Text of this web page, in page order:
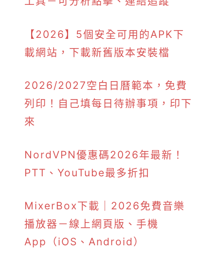
【2026】5個安全可用的APK下
載網站，下載新舊版本安裝檔
2026/2027空白日曆範本，免費
列印！自己填每日待辦事項，印下
來
NordVPN優惠碼2026年最新！
PTT、YouTube最多折扣
MixerBox下載｜2026免費音樂
播放器－線上網頁版、手機
App（iOS、Android）